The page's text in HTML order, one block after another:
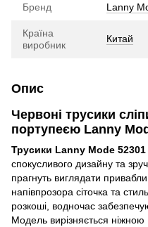
Бренд Lanny
Країна
виробник
Китай
Опис
Червоні трусики
портупеєю Lanny
Трусики Lanny Mode 52301
спокусливого дизайну та
прагнуть виглядати
напівпрозора сіточка та
розкоші, водночас
Модель вирізняється